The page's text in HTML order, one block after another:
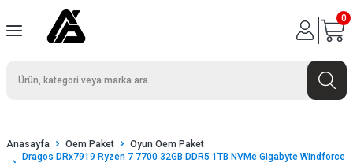
0
Anasayfa Oem Paket
Oyun Oem Paket
Dragos DRx7919 Ryzen 7 7700 32GB DDR5 1TB NVMe Gigabyte Windforce